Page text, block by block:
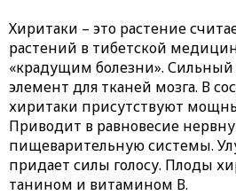
Хиритаки – это растение
растений в тибетской
«крадущим болезни».
элемент для тканей мозга. В
хиритаки присутствуют
Приводит в равновесие
пищеварительную системы.
придает силы голосу. Плоды
танином и витамином В.